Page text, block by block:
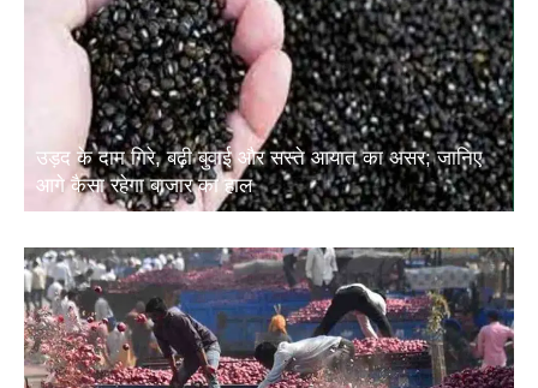
उड़द के दाम गिरे, बढ़ी बुवाई और सस्ते आयात का असर; जानिए
आगे कैसा रहेगा बाजार का हाल